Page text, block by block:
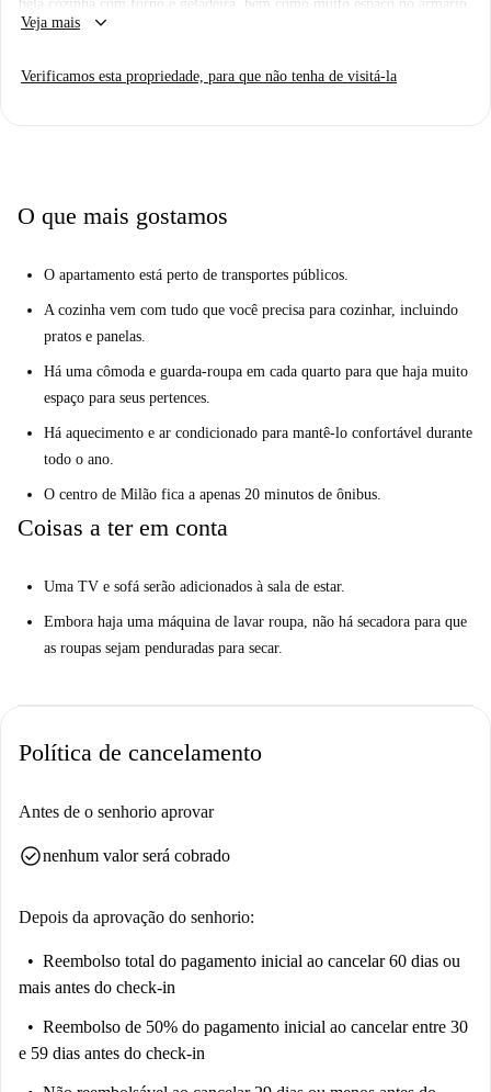
bela cozinha com forno e geladeira, bem como muito espaço no armário.
Da cozinha, uma varanda interna também pode ser acessada, com vista
prateleiras e um chuveiro grande, enquanto um quarto tem uma cama de
como ótimos restaurantes e bares.
Veja mais keyboard_arrow_down
Verificamos esta propriedade, para que não tenha de visitá-la
O que mais gostamos
O apartamento está perto de transportes públicos.
A cozinha vem com tudo que você precisa para cozinhar, incluindo
pratos e panelas.
Há uma cômoda e guarda-roupa em cada quarto para que haja muito
espaço para seus pertences.
Há aquecimento e ar condicionado para mantê-lo confortável durante
todo o ano.
O centro de Milão fica a apenas 20 minutos de ônibus.
Coisas a ter em conta
Uma TV e sofá serão adicionados à sala de estar.
Embora haja uma máquina de lavar roupa, não há secadora para que
as roupas sejam penduradas para secar.
Política de cancelamento
Antes de o senhorio aprovar
check_circlenenhum valor será cobrado
Depois da aprovação do senhorio:
Reembolso total do pagamento inicial ao cancelar 60 dias ou
mais antes do check-in
Reembolso de 50% do pagamento inicial ao cancelar entre 30
e 59 dias antes do check-in